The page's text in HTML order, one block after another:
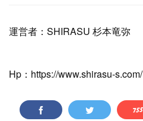
(17)
(5)
(7)
運営者：SHIRASU 杉本竜弥
Hp：https://www.shirasu-s.com/